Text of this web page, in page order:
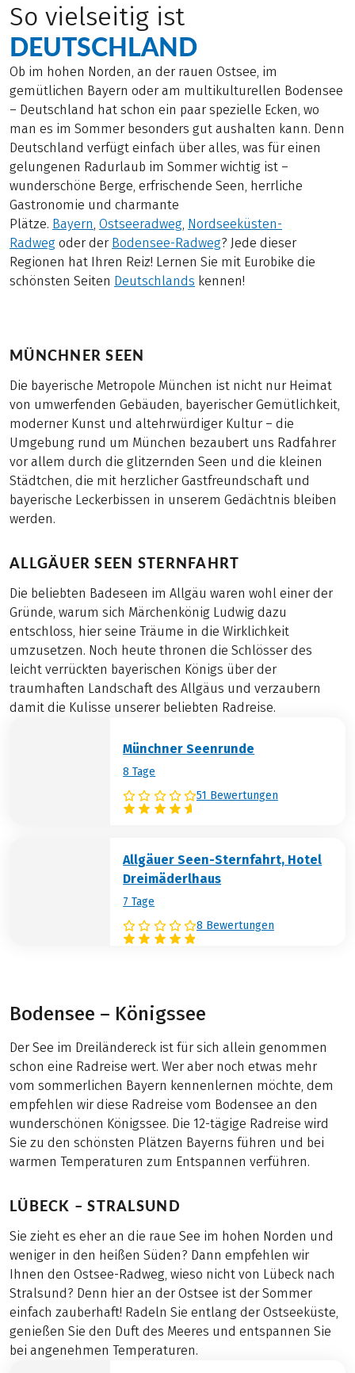
So vielseitig ist
DEUTSCHLAND
Ob im hohen Norden, an der rauen Ostsee, im
gemütlichen Bayern oder am multikulturellen Bodensee
– Deutschland hat schon ein paar spezielle Ecken, wo
man es im Sommer besonders gut aushalten kann. Denn
Deutschland verfügt einfach über alles, was für einen
gelungenen Radurlaub im Sommer wichtig ist –
wunderschöne Berge, erfrischende Seen, herrliche
Gastronomie und charmante
Plätze. Bayern, Ostseeradweg, Nordseeküsten-
Radweg oder der Bodensee-Radweg? Jede dieser
Regionen hat Ihren Reiz! Lernen Sie mit Eurobike die
schönsten Seiten Deutschlands kennen!
MÜNCHNER SEEN
Die bayerische Metropole München ist nicht nur Heimat
von umwerfenden Gebäuden, bayerischer Gemütlichkeit,
moderner Kunst und altehrwürdiger Kultur – die
Umgebung rund um München bezaubert uns Radfahrer
vor allem durch die glitzernden Seen und die kleinen
Städtchen, die mit herzlicher Gastfreundschaft und
bayerische Leckerbissen in unserem Gedächtnis bleiben
werden.
ALLGÄUER SEEN STERNFAHRT
Die beliebten Badeseen im Allgäu waren wohl einer der
Gründe, warum sich Märchenkönig Ludwig dazu
entschloss, hier seine Träume in die Wirklichkeit
umzusetzen. Noch heute thronen die Schlösser des
leicht verrückten bayerischen Königs über der
traumhaften Landschaft des Allgäus und verzaubern
damit die Kulisse unserer beliebten Radreise.
Münchner Seenrunde
8 Tage
51 Bewertungen
Allgäuer Seen-Sternfahrt, Hotel
Dreimäderlhaus
7 Tage
8 Bewertungen
Bodensee – Königssee
Der See im Dreiländereck ist für sich allein genommen
schon eine Radreise wert. Wer aber noch etwas mehr
vom sommerlichen Bayern kennenlernen möchte, dem
empfehlen wir diese Radreise vom Bodensee an den
wunderschönen Königssee. Die 12-tägige Radreise wird
Sie zu den schönsten Plätzen Bayerns führen und bei
warmen Temperaturen zum Entspannen verführen.
LÜBECK – STRALSUND
Sie zieht es eher an die raue See im hohen Norden und
weniger in den heißen Süden? Dann empfehlen wir
Ihnen den Ostsee-Radweg, wieso nicht von Lübeck nach
Stralsund? Denn hier an der Ostsee ist der Sommer
einfach zauberhaft! Radeln Sie entlang der Ostseeküste,
genießen Sie den Duft des Meeres und entspannen Sie
bei angenehmen Temperaturen.